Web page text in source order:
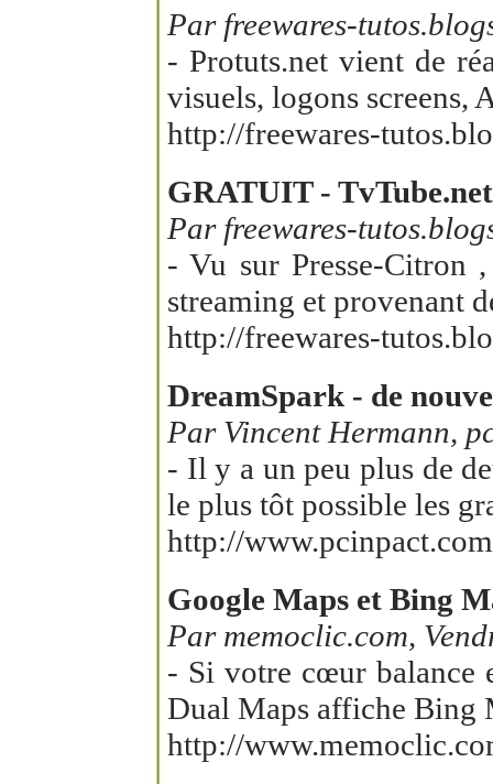
Par freewares-
- Protuts.net vient de
visuels, logons screens,
http://freewares-
GRATUIT -
Par freewares-
- Vu sur Presse-Citron
streaming et provenant
http://freewares-
DreamSpark - de
Par Vincent Hermann,
- Il y a un peu plus de
le plus tôt possible les
http://
Google Maps et Bing
Par memoclic.com,
- Si votre cœur balance
Dual Maps affiche Bing
http://